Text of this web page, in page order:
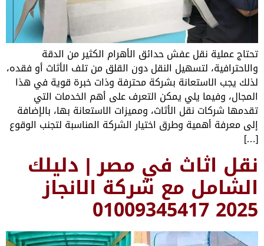
عفش حدائق الأهرام الكثير من الدقة
النقل دون القلق من تلف الأثاث أو فقده،
بشركة محترفة وذات خبرة قوية في هذا
يمكن التعرف على أهم الخدمات التي
الأثاث، ومميزات الاستعانة بها، بالإضافة
وطرق اختيار الشركة المناسبة لتجنب الوقوع
في مصر | دليلك
مع شركة الانجاز